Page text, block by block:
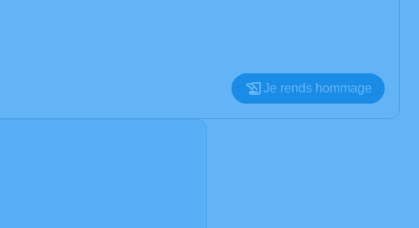
Je rends hommage